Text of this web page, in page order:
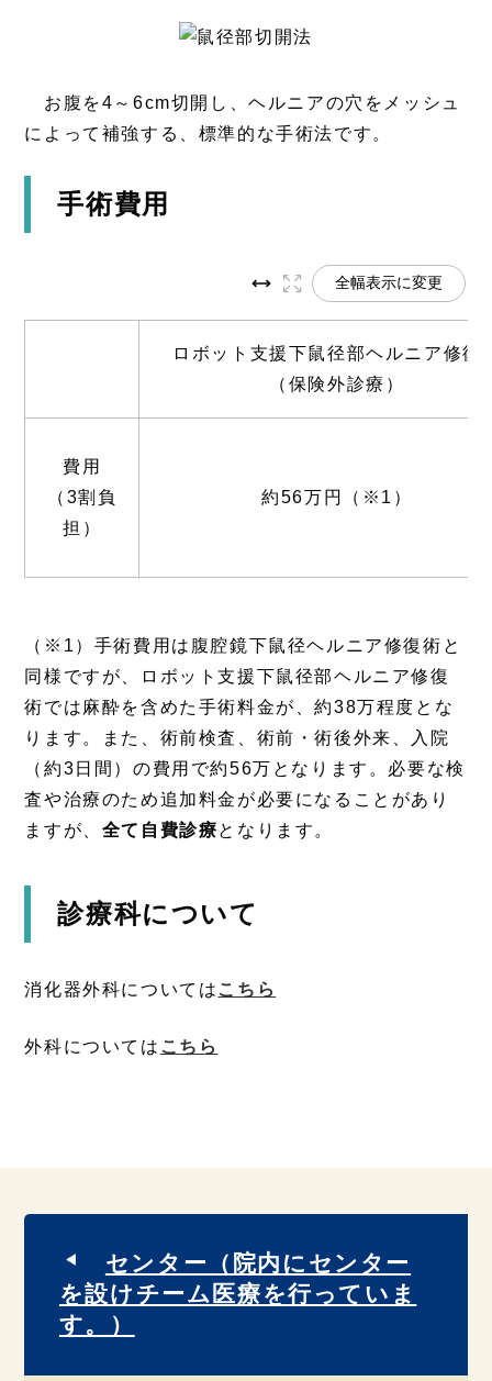
お腹を4～6cm切開し、ヘルニアの穴をメッシュ
によって補強する、標準的な手術法です。
手術費用
全幅表示に変更
ロボット支援下鼠径部ヘルニア修復
（保険外診療）
費用
（3割負
担）
約56万円（※1）
（※1）手術費用は腹腔鏡下鼠径ヘルニア修復術と
同様ですが、ロボット支援下鼠径部ヘルニア修復
術では麻酔を含めた手術料金が、約38万程度とな
ります。また、術前検査、術前・術後外来、入院
（約3日間）の費用で約56万となります。必要な検
査や治療のため追加料金が必要になることがあり
ますが、 全て自費診療となります。
診療科について
消化器外科については こちら
外科については こちら
センター（院内にセンター
を設けチーム医療を行っていま
す。）